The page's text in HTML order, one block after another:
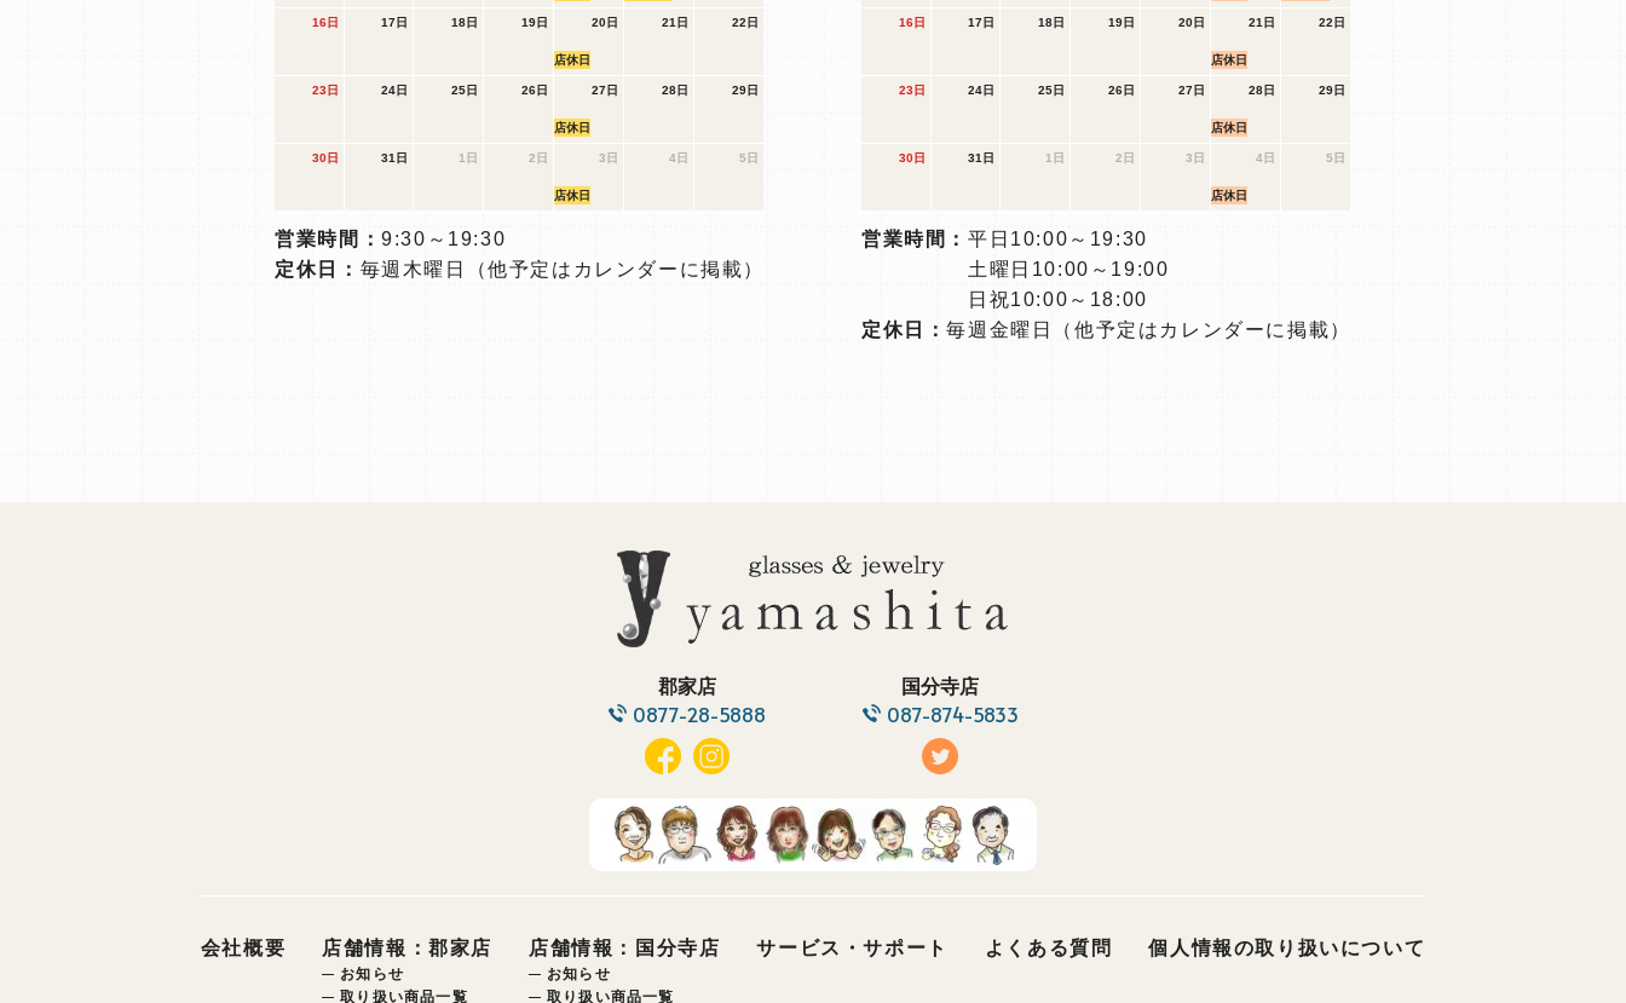
16日 17日 18日 19日 20日
店休日
21日 22日
23日 24日 25日 26日 27日
店休日
28日 29日
30日 31日 1日 2日 3日
店休日
4日 5日
営業時間：9:30～19:30
定休日： 毎週木曜日 （他予定はカレンダーに掲載）
16日 17日 18日 19日 20日 21日
店休日
22日
23日 24日 25日 26日 27日 28日
店休日
29日
30日 31日 1日 2日 3日 4日
店休日
5日
営業時間： 平日10:00～19:30
土曜日10:00～19:00
日祝10:00～18:00
定休日：毎週金曜日 （他予定はカレンダーに掲載）
郡家店
0877-28-5888
国分寺店
087-874-5833
会社概要 店舗情報：郡家店
お知らせ
取り扱い商品一覧
店舗情報：国分寺店
お知らせ
取り扱い商品一覧
サービス・サポート よくある質問 個人情報の取り扱いについて